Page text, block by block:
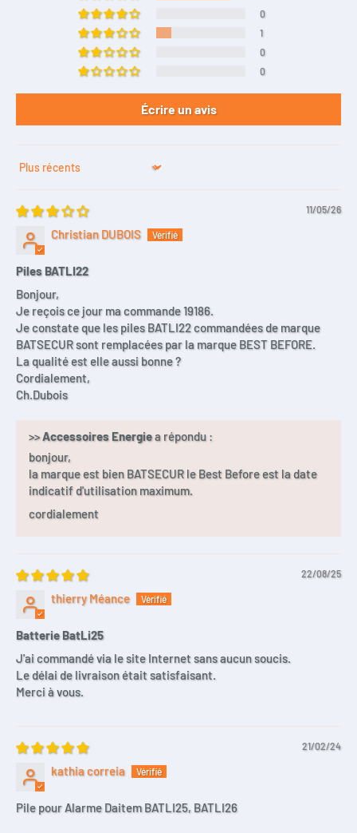
DP8163X
S141-22X
S142-22X
S143-22X
S232-22X
S233-22X
S234-22X
S235-22X
0
1
0
0
Écrire un avis
Sort by
11/05/26
Christian DUBOIS
Piles BATLI22
Bonjour,
Je reçois ce jour ma commande 19186.
Je constate que les piles BATLI22 commandées de marque
BATSECUR sont remplacées par la marque BEST BEFORE.
La qualité est elle aussi bonne ?
Cordialement,
Ch.Dubois
>>Accessoires Energiea répondu :
bonjour,
la marque est bien BATSECUR le Best Before est la date
indicatif d'utilisation maximum.
cordialement
22/08/25
thierry Méance
Batterie BatLi25
J'ai commandé via le site Internet sans aucun soucis.
Le délai de livraison était satisfaisant.
Merci à vous.
21/02/24
kathia correia
Pile pour Alarme Daitem BATLI25, BATLI26